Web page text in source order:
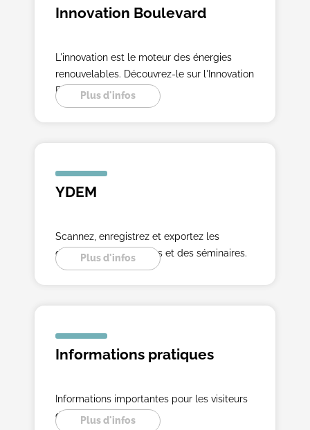
Innovation Boulevard
L'innovation est le moteur des énergies
renouvelables. Découvrez-le sur l'Innovation
Boulevard.Plus d'infos
YDEM
Scannez, enregistrez et exportez les
données des exposants et des séminaires.
Plus d'infos
Informations pratiques
Informations importantes pour les visiteurs
du salon.Plus d'infos